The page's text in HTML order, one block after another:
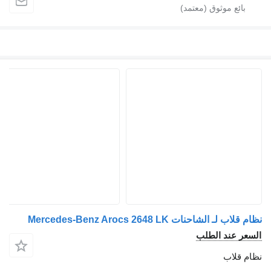
نظام قلاب لـ الشاحنات Mercedes-Benz Arocs 2648 LK
السعر عند الطلب
نظام قلاب